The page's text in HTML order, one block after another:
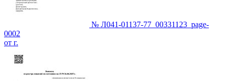
№ Л041-01137-77_00331123_page-
0002
от г.